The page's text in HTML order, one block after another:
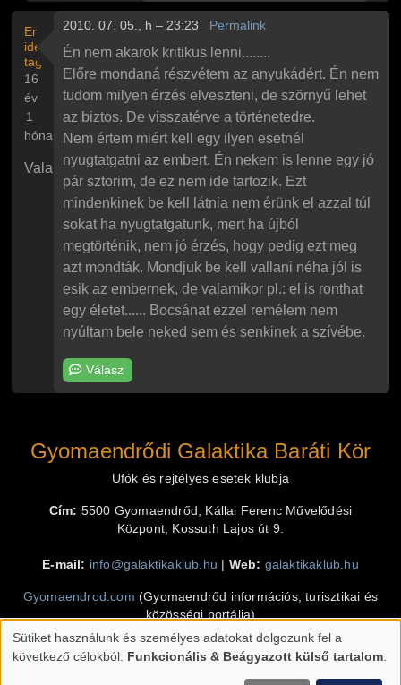
Ennyi
ideje
tag
16
év
1
hónap
Valaki
2010. 07. 05., h – 23:23 Permalink
Én nem akarok kritikus lenni........
Előre mondaná részvétem az anyukádért. Én nem
tudom milyen érzés elveszteni, de szörnyű lehet
az biztos. De visszatérve a történetedre.
Nem értem miért kell egy ilyen esetnél
nyugtatgatni az embert. Én nekem is lenne egy jó
pár sztorim, de ez nem ide tartozik. Ezt
mindenkinek be kell látnia nem érünk el azzal túl
sokat ha nyugtatgatunk, mert ha újból
megtörténik, nem jó érzés, hogy pedig ezt meg
azt mondták. Mondjuk be kell vallani néha jól is
esik az embernek, de valamikor pl.: el is ronthat
egy életet...... Bocsánat ezzel remélem nem
nyúltam bele neked sem és senkinek a szívébe.
Válasz
Gyomaendrődi Galaktika Baráti Kör
Ufók és rejtélyes esetek klubja
Cím: 5500 Gyomaendrőd, Kállai Ferenc Művelődési
Központ, Kossuth Lajos út 9.
E-mail: info@galaktikaklub.hu Web: galaktikaklub.hu
Gyomaendrod.com (Gyomaendrőd információs, turisztikai és
közösségi portálja)
(programozás, design, grafika)
Személyes
Sütiket használunk és személyes adatokat dolgozunk fel a
következő célokból: Funkcionális & Beágyazott külső tartalom